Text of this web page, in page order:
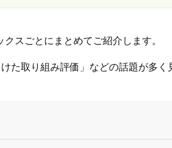
スごとにまとめてご紹介します。
た取り組み評価」などの話題が多く